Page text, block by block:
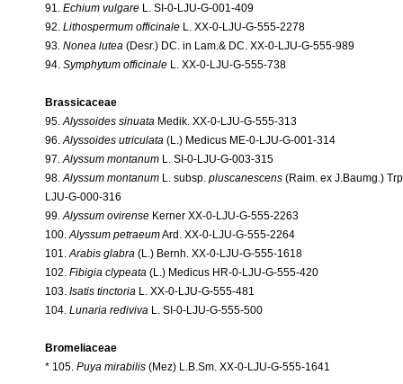
91. Echium vulgare L. SI-0-LJU-G-001-409
92. Lithospermum officinale L. XX-0-LJU-G-555-2278
93. Nonea lutea (Desr.) DC. in Lam.& DC. XX-0-LJU-G-555-989
94. Symphytum officinale L. XX-0-LJU-G-555-738
Brassicaceae
95. Alyssoides sinuata Medik. XX-0-LJU-G-555-313
96. Alyssoides utriculata (L.) Medicus ME-0-LJU-G-001-314
97. Alyssum montanum L. SI-0-LJU-G-003-315
98. Alyssum montanum L. subsp. pluscanescens (Raim. ex J.Baumg.)
LJU-G-000-316
99. Alyssum ovirense Kerner XX-0-LJU-G-555-2263
100. Alyssum petraeumArd. XX-0-LJU-G-555-2264
101. Arabis glabra (L.) Bernh. XX-0-LJU-G-555-1618
102. Fibigia clypeata (L.) Medicus HR-0-LJU-G-555-420
103. Isatis tinctoria L. XX-0-LJU-G-555-481
104. Lunaria rediviva L. SI-0-LJU-G-555-500
Bromeliaceae
* 105. Puya mirabilis (Mez) L.B.Sm. XX-0-LJU-G-555-1641